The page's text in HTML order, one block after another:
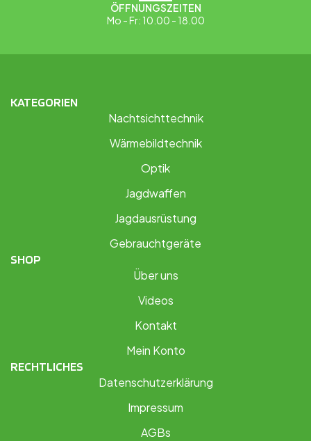
ÖFFNUNGSZEITEN
Mo - Fr: 10.00 - 18.00
KATEGORIEN
Nachtsichttechnik
Wärmebildtechnik
Optik
Jagdwaffen
Jagdausrüstung
Gebrauchtgeräte
SHOP
Über uns
Videos
Kontakt
Mein Konto
RECHTLICHES
Datenschutzerklärung
Impressum
AGBs